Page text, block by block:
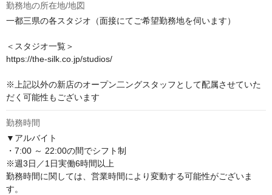
勤務地の所在地/地図
一都三県の各スタジオ（面接にてご希望勤務地を伺います）
＜スタジオ一覧＞
https://the-silk.co.jp/studios/
※上記以外の新店のオープン二ングスタッフとして配属させていた
だく可能性もございます
勤務時間
▼アルバイト
・7:00 ～ 22:00の間でシフト制
※週3日／1日実働6時間以上
勤務時間に関しては、営業時間により変動する可能性がございま
す。